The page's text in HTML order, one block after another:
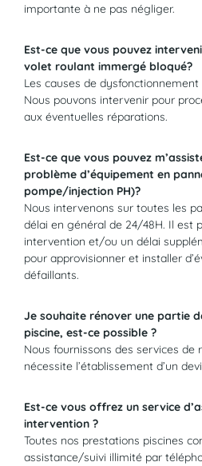
importante à ne pas négliger.
Est-ce que vous pouvez
volet roulant immergé bloqué?
Les causes de
Nous pouvons intervenir pour
aux éventuelles réparations.
Est-ce que vous pouvez
problème d’équipement en
pompe/injection PH)?
Nous intervenons sur toutes les
délai en général de 24/48H. Il est
intervention et/ou un délai
pour approvisionner et installer
défaillants.
Je souhaite rénover une partie
piscine, est-ce possible ?
Nous fournissons des services de
nécessite l’établissement d’un
Est-ce vous offrez un service
intervention ?
Toutes nos prestations piscines
assistance/suivi illimité par